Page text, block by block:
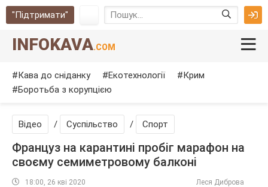
"Підтримати"
INFOKAVA.COM
Кава до сніданку Екотехнології
Крим
Боротьба з корупцією
Відео / Суспільство / Спорт
Француз на карантині пробіг марафон на
своєму семиметровому балконі
18:00, 26 кві 2020 Леся Диброва